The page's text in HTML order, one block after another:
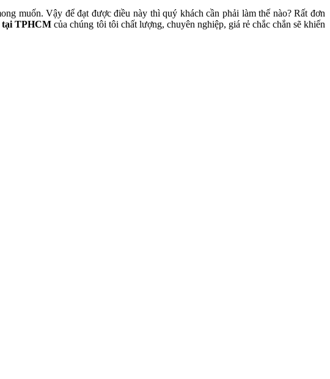
muốn. Vậy để đạt được điều này thì quý khách cần phải làm thế nào? Rất đơn
tại TPHCM của chúng tôi tôi chất lượng, chuyên nghiệp, giá rẻ chắc chắn sẽ khiến